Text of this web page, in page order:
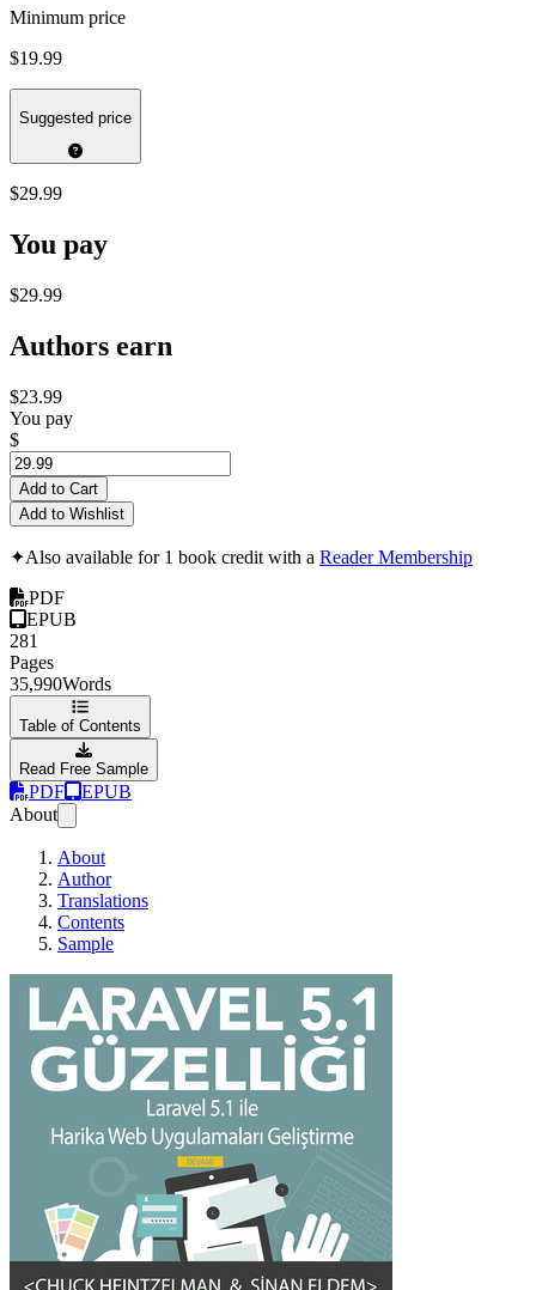
Minimum price
$19.99
Suggested price
$29.99
You pay
$29.99
Authors earn
$23.99
You pay
$
Add to Cart
Add to Wishlist
✦Also available for 1 book credit with a Reader Membership
PDF
EPUB
281
Pages
35,990Words
Table of Contents
Read Free Sample
PDF
EPUB
About
About
Author
Translations
Contents
Sample